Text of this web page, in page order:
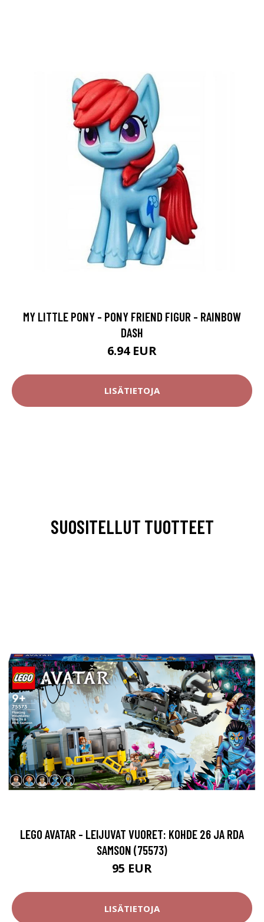
MY LITTLE PONY - PONY FRIEND FIGUR - RAINBOW
DASH
6.94 EUR
LISÄTIETOJA
SUOSITELLUT TUOTTEET
LEGO AVATAR - LEIJUVAT VUORET: KOHDE 26 JA RDA
SAMSON (75573)
95 EUR
LISÄTIETOJA